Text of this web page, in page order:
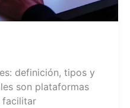
definición, tipos y
son plataformas
facilitar